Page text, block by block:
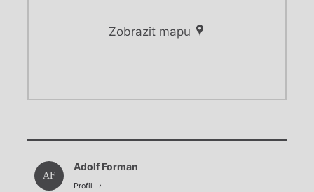
Zobrazit mapu
Chviličku.
Načítá se.
AF
Adolf Forman
Profil